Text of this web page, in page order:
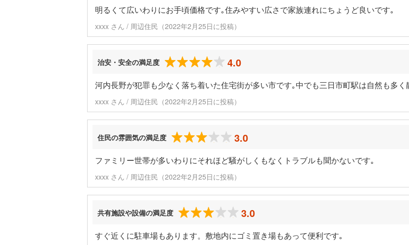
明るくて広いわりにお手頃価格です｡住みやすい広さで家族連れにちょうど良いです｡
xxxx さん / 周辺住民（2022年2月25日に投稿）
治安・安全の満足度 4.0
河内長野が犯罪も少なく落ち着いた住宅街が多い市です｡中でも三日市町駅は自然も多く
xxxx さん / 周辺住民（2022年2月25日に投稿）
住民の雰囲気の満足度 3.0
ファミリー世帯が多いわりにそれほど騒がしくもなくトラブルも聞かないです｡
xxxx さん / 周辺住民（2022年2月25日に投稿）
共有施設や設備の満足度 3.0
すぐ近くに駐車場もあります。敷地内にゴミ置き場もあって便利です｡